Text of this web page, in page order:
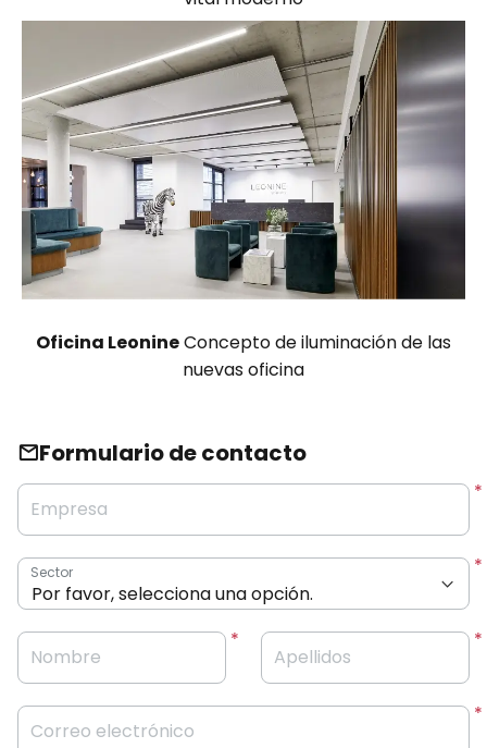
Oficina LeonineConcepto de iluminación de las
nuevas oficina
Formulario de contacto
Empresa
Sector
Nombre Apellidos
Correo electrónico